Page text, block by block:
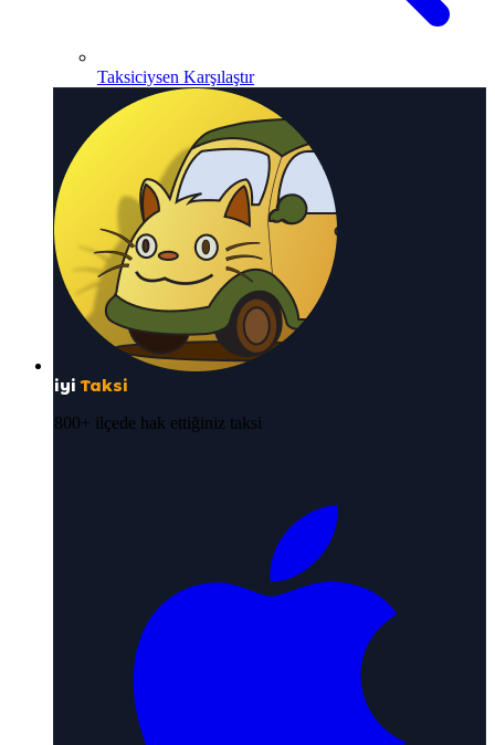
Taksiciysen Karşılaştır
iyi Taksi
800+ ilçede hak ettiğiniz taksi